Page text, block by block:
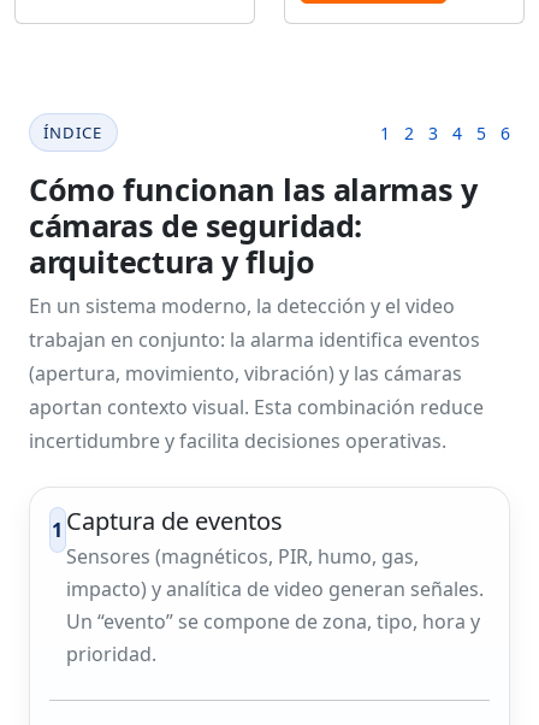
ÍNDICE 1 2 3 4 5 6
Cómo funcionan las alarmas y
cámaras de seguridad:
arquitectura y flujo
En un sistema moderno, la detección y el video
trabajan en conjunto: la alarma identifica eventos
(apertura, movimiento, vibración) y las cámaras
aportan contexto visual. Esta combinación reduce
incertidumbre y facilita decisiones operativas.
1 Captura de eventos
Sensores (magnéticos, PIR, humo, gas,
impacto) y analítica de video generan señales.
Un “evento” se compone de zona, tipo, hora y
prioridad.